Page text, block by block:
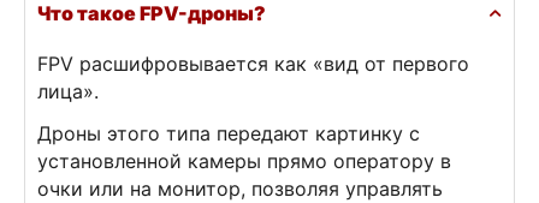
Что такое FPV-дроны?
FPV расшифровывается как «вид от первого
лица».
Дроны этого типа передают картинку с
установленной камеры прямо оператору в
очки или на монитор, позволяя управлять